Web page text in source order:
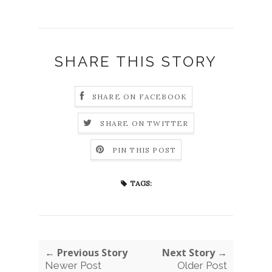
SHARE THIS STORY
SHARE ON FACEBOOK
SHARE ON TWITTER
PIN THIS POST
TAGS:
← Previous Story
Newer Post
Next Story →
Older Post